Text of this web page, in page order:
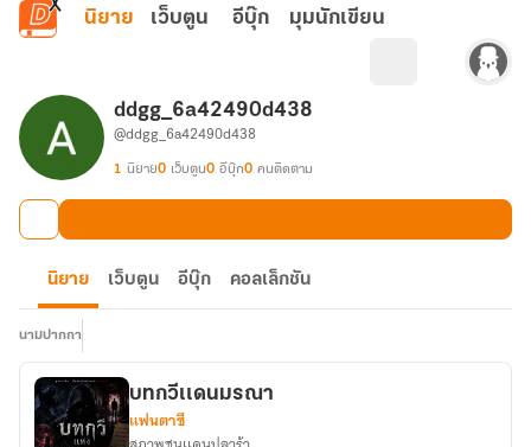
ข้ามไปยังเนื้อหาหลัก
นิยาย เว็บตูน อีบุ๊ก มุมนักเขียน
ddgg_6a42490d438
@ddgg_6a42490d438
1 นิยาย0 เว็บตูน0 อีบุ๊ก0 คนติดตาม
นิยาย เว็บตูน อีบุ๊ก คอลเล็กชัน
นามปากกา
บทกวีเเดนมรณา
แฟนตาซี